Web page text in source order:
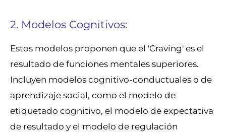
2. Modelos Cognitivos:
Estos modelos proponen que el 'Craving' es el
resultado de funciones mentales superiores.
Incluyen modelos cognitivo-conductuales o de
aprendizaje social, como el modelo de
etiquetado cognitivo, el modelo de expectativa
de resultado y el modelo de regulación